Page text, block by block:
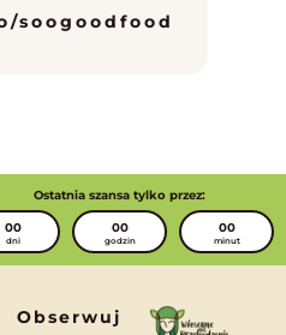
soogoodfood
Ostatnia szansa tylko przez:
00
dni
00
godzin
00
minut
Obserwuj